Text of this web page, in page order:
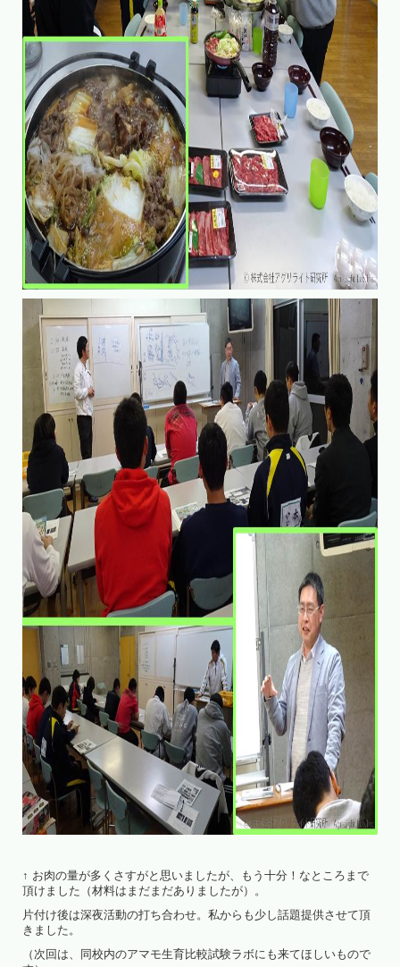
↑ お肉の量が多くさすがと思いましたが、もう十分！なところまで
頂けました（材料はまだまだありましたが）。
片付け後は深夜活動の打ち合わせ。私からも少し話題提供させて頂
きました。
（次回は、同校内のアマモ生育比較試験ラボにも来てほしいもので